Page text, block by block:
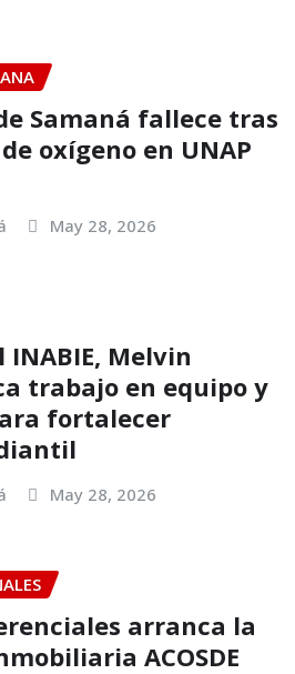
Samaná fallece tras
oxígeno en UNAP
May 28, 2026
Melvin
trabajo en equipo y
fortalecer
May 28, 2026
arranca la
ACOSDE